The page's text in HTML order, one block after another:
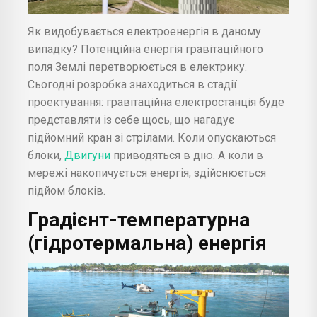
Як видобувається електроенергія в даному
випадку? Потенційна енергія гравітаційного
поля Землі перетворюється в електрику.
Сьогодні розробка знаходиться в стадії
проектування: гравітаційна електростанція буде
представляти із себе щось, що нагадує
підйомний кран зі стрілами. Коли опускаються
блоки, Двигуни приводяться в дію. А коли в
мережі накопичується енергія, здійснюється
підйом блоків.
Градієнт-температурна
(гідротермальна) енергія